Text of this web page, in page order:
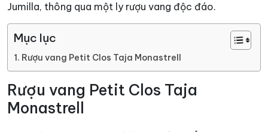
Jumilla, thông qua một ly rượu vang độc đáo.
Mục lục
Rượu vang Petit Clos Taja Monastrell
Rượu vang Petit Clos Taja
Monastrell